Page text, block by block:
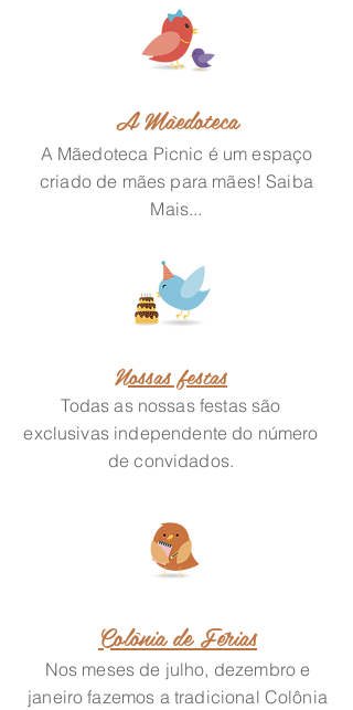
A Mãedoteca
A Mãedoteca Picnic é um espaço
criado de mães para mães! Saiba
Mais...
Nossas festas
Todas as nossas festas são
exclusivas independente do número
de convidados.
Colônia de Férias
Nos meses de julho, dezembro e
janeiro fazemos a tradicional Colônia